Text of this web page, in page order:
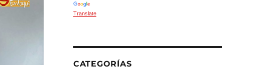
Translate
CATEGORÍAS